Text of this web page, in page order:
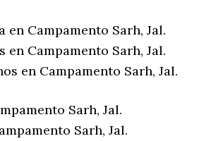
en Campamento Sarh, Jal.
en Campamento Sarh, Jal.
en Campamento Sarh, Jal.
Sarh, Jal.
Sarh, Jal.